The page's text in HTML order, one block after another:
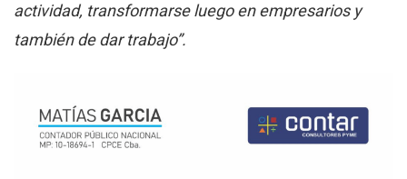
actividad, transformarse luego en empresarios y
también de dar trabajo”.